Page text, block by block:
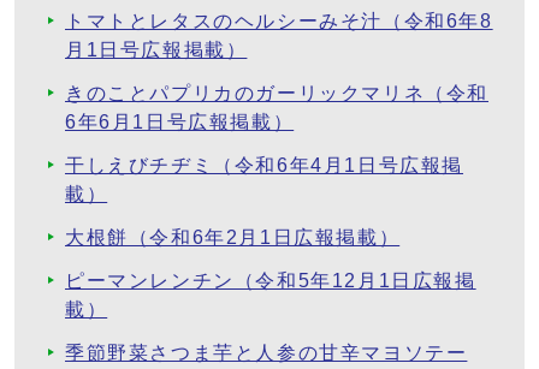
トマトとレタスのヘルシーみそ汁（令和6年8
月1日号広報掲載）
きのことパプリカのガーリックマリネ（令和
6年6月1日号広報掲載）
干しえびチヂミ（令和6年4月1日号広報掲
載）
大根餅（令和6年2月1日広報掲載）
ピーマンレンチン（令和5年12月1日広報掲
載）
季節野菜さつま芋と人参の甘辛マヨソテー